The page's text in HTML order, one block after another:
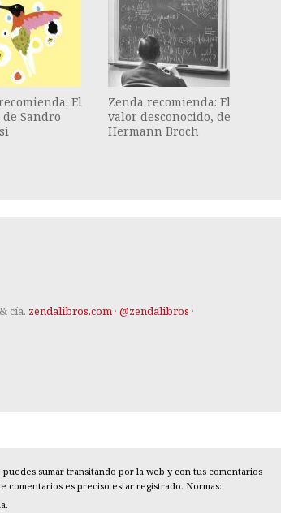
El
Sandro
Zenda recomienda: El
valor desconocido, de
Hermann Broch
cía. zendalibros.com · @zendalibros ·
sumar transitando por la web y con tus comentarios
comentarios es preciso estar registrado. Normas: